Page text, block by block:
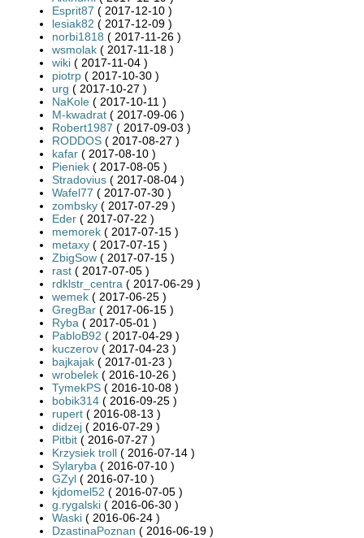
Esprit87 ( 2017-12-10 )
lesiak82 ( 2017-12-09 )
norbi1818 ( 2017-11-26 )
wsmolak ( 2017-11-18 )
wiki ( 2017-11-04 )
piotrp ( 2017-10-30 )
urg ( 2017-10-27 )
NaKole ( 2017-10-11 )
M-kwadrat ( 2017-09-06 )
Robert1987 ( 2017-09-03 )
RODDOS ( 2017-08-27 )
kafar ( 2017-08-10 )
Pieniek ( 2017-08-05 )
Stradovius ( 2017-08-04 )
Wafel77 ( 2017-07-30 )
zombsky ( 2017-07-29 )
Eder ( 2017-07-22 )
memorek ( 2017-07-15 )
metaxy ( 2017-07-15 )
ZbigSow ( 2017-07-15 )
rast ( 2017-07-05 )
rdklstr_centra ( 2017-06-29 )
wemek ( 2017-06-25 )
GregBar ( 2017-06-15 )
Ryba ( 2017-05-01 )
PabloB92 ( 2017-04-29 )
kuczerov ( 2017-04-23 )
bajkajak ( 2017-01-23 )
wrobelek ( 2016-10-26 )
TymekPS ( 2016-10-08 )
bobik314 ( 2016-09-25 )
rupert ( 2016-08-13 )
didzej ( 2016-07-29 )
Pitbit ( 2016-07-27 )
Krzysiek troll ( 2016-07-14 )
Sylaryba ( 2016-07-10 )
GZyl ( 2016-07-10 )
kjdomel52 ( 2016-07-05 )
g.rygalski ( 2016-06-30 )
Waski ( 2016-06-24 )
DzastinaPoznan ( 2016-06-19 )